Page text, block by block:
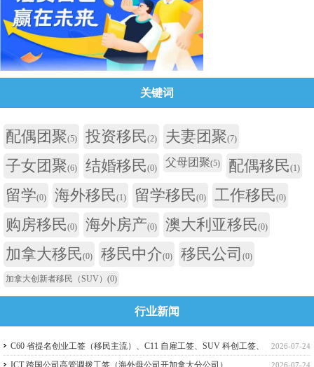
关键词
配偶团聚(5) 投资移民(2) 夫妻团聚(7)
子女团聚(6) 结婚移民(0) 父母团聚(5) 配偶移民(1)
留学(0) 海外移民(1) 留学移民(0) 工作移民(0)
购房移民(0) 海外房产(0) 澳大利亚移民(0)
加拿大移民(0) 移民中介(0) 移民公司 (0)
加拿大创新者移民（SUV） (0)
行业新闻
2026-07-24
C60 省提名创业工签（移民主流）、C11 自雇工签、SUV 科创工签、
ICT 跨国高管工签比较
2026-07-24
ICT 跨国公司高管调拨工签（海外母公司开加拿大分公司）